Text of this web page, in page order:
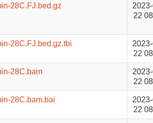
28C.FJ.bed.gz
22
28C.FJ.bed.gz.tbi
22
28C.bam
22
28C.bam.bai
22